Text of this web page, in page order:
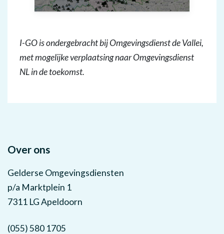
I-GO is ondergebracht bij Omgevingsdienst de Vallei,
met mogelijke verplaatsing naar Omgevingsdienst
NL in de toekomst.
Over ons
Gelderse Omgevingsdiensten
p/a Marktplein 1
7311 LG Apeldoorn
(055) 580 1705